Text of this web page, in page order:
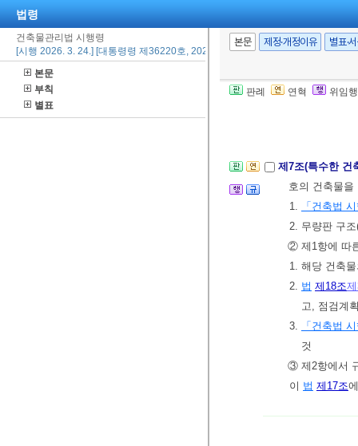
법령
건축물관리법 시행령
[시행 2026. 3. 24.] [대통령령 제36220호, 2026. 3. 24., 타법개정]
본문
부칙
별표
본문 제정·개정이유 별표·
판례 연혁 위임
1. 관리자에
다고 인정
③
법 제11조
제7조(특수한 건
호의 건축물
1.
「건축법
2. 무량판 구
② 제1항에 따
1. 해당 건축
2. 법 제18조
고, 점검계
3.
「건축법
것
③ 제2항에서
이 법 제17조